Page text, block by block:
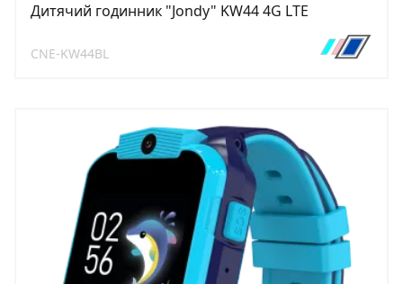
Дитячий годинник "Jondy" KW44 4G LTE
CNE-KW44BL